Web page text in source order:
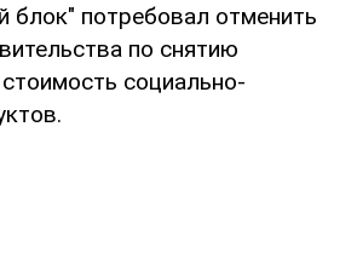
блок" потребовал отменить
по снятию
социально-